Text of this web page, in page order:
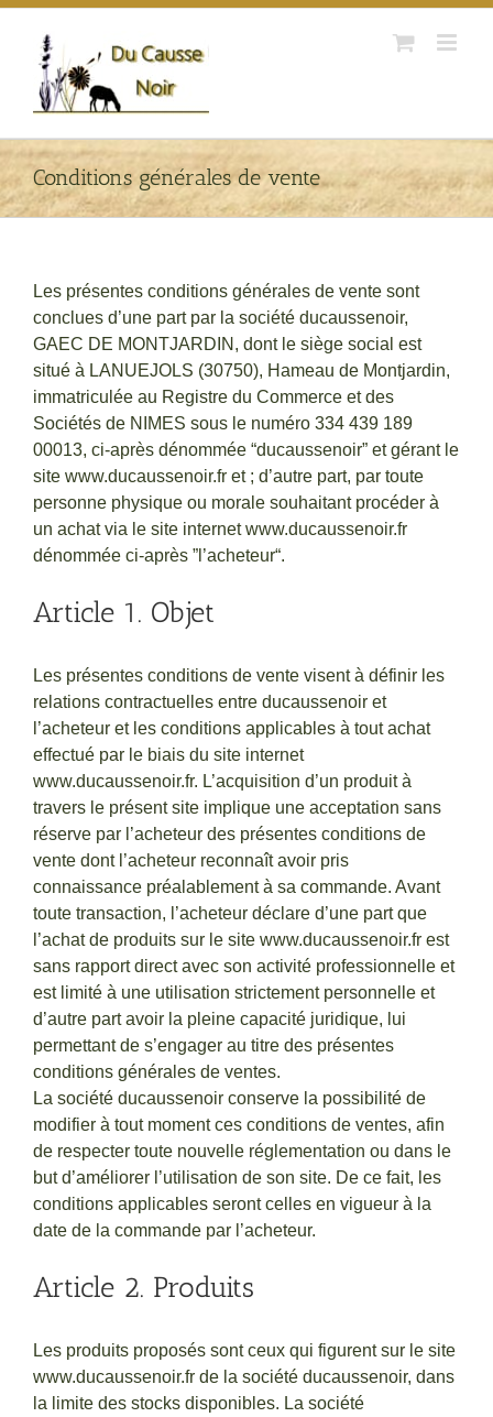
Passer
contenu
Conditions générales de vente
Les présentes conditions générales de vente sont
conclues d’une part par la société ducaussenoir,
GAEC DE MONTJARDIN, dont le siège social est
situé à LANUEJOLS (30750), Hameau de Montjardin,
immatriculée au Registre du Commerce et des
Sociétés de NIMES sous le numéro 334 439 189
00013, ci-après dénommée “ducaussenoir” et gérant le
site www.ducaussenoir.fr et ; d’autre part, par toute
personne physique ou morale souhaitant procéder à
un achat via le site internet www.ducaussenoir.fr
dénommée ci-après ”l’acheteur“.
Article 1. Objet
Les présentes conditions de vente visent à définir les
relations contractuelles entre ducaussenoir et
l’acheteur et les conditions applicables à tout achat
effectué par le biais du site internet
www.ducaussenoir.fr. L’acquisition d’un produit à
travers le présent site implique une acceptation sans
réserve par l’acheteur des présentes conditions de
vente dont l’acheteur reconnaît avoir pris
connaissance préalablement à sa commande. Avant
toute transaction, l’acheteur déclare d’une part que
l’achat de produits sur le site www.ducaussenoir.fr est
sans rapport direct avec son activité professionnelle et
est limité à une utilisation strictement personnelle et
d’autre part avoir la pleine capacité juridique, lui
permettant de s’engager au titre des présentes
conditions générales de ventes.
La société ducaussenoir conserve la possibilité de
modifier à tout moment ces conditions de ventes, afin
de respecter toute nouvelle réglementation ou dans le
but d’améliorer l’utilisation de son site. De ce fait, les
conditions applicables seront celles en vigueur à la
date de la commande par l’acheteur.
Article 2. Produits
Les produits proposés sont ceux qui figurent sur le site
www.ducaussenoir.fr de la société ducaussenoir, dans
la limite des stocks disponibles. La société